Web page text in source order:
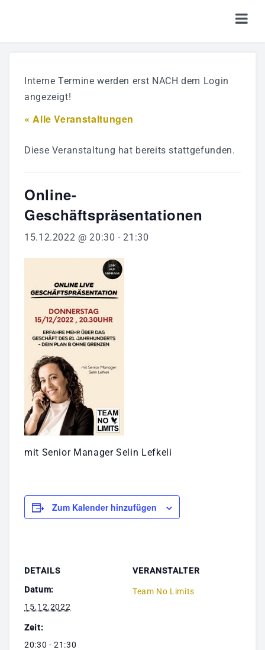
TICKETS
Interne Termine werden erst NACH dem Login
angezeigt!
« Alle Veranstaltungen
Diese Veranstaltung hat bereits stattgefunden.
Online-
Geschäftspräsentationen
15.12.2022 @ 20:30 -21:30
mit Senior Manager Selin Lefkeli
Zum Kalender hinzufügen
DETAILS
Datum:
15.12.2022
Zeit:
20:30 - 21:30
VERANSTALTER
Team No Limits